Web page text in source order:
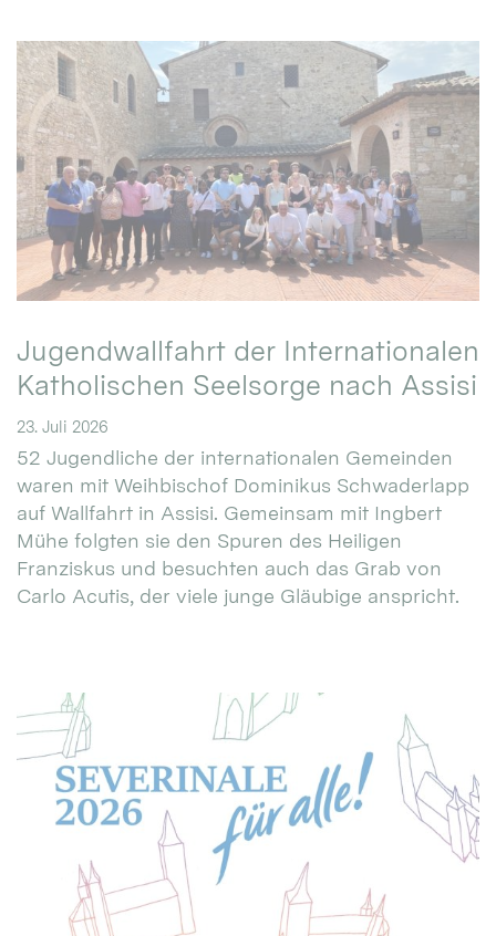
Jugendwallfahrt der Internationalen
Katholischen Seelsorge nach Assisi
23. Juli 2026
52 Jugendliche der internationalen Gemeinden
waren mit Weihbischof Dominikus Schwaderlapp
auf Wallfahrt in Assisi. Gemeinsam mit Ingbert
Mühe folgten sie den Spuren des Heiligen
Franziskus und besuchten auch das Grab von
Carlo Acutis, der viele junge Gläubige anspricht.